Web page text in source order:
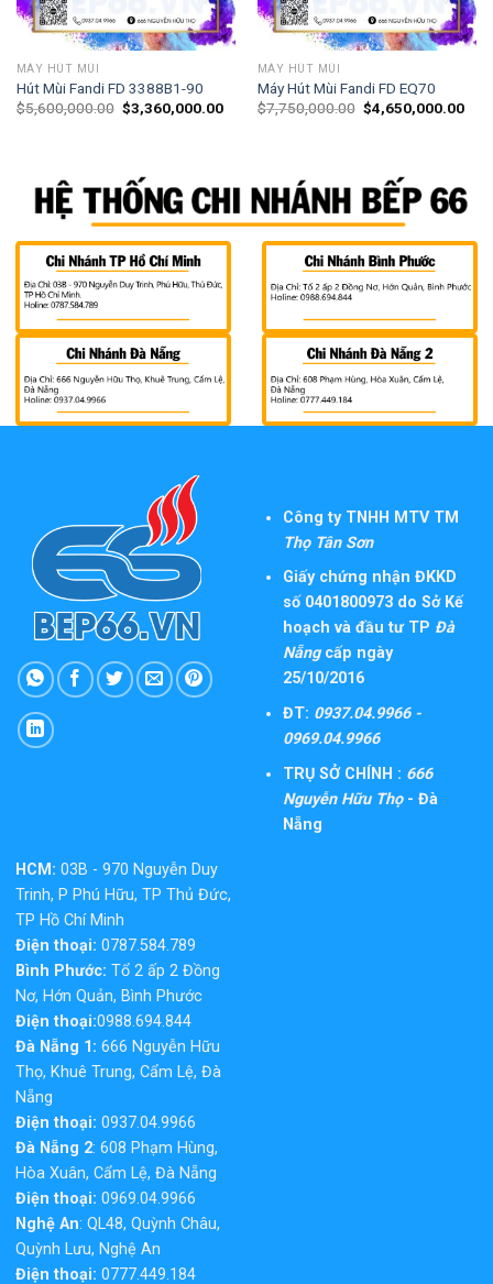
MÁY HÚT MÙI
Hút Mùi Fandi FD 3388B1-90
$5,600,000.00 $3,360,000.00
MÁY HÚT MÙI
Máy Hút Mùi Fandi FD EQ70
$7,750,000.00 $4,650,000.00
Công ty TNHH MTV TM
Thọ Tân Sơn
Giấy chứng nhận ĐKKD
số 0401800973 do Sở Kế
hoạch và đầu tư TP Đà
Nẵngcấp ngày
25/10/2016
ĐT: 0937.04.9966 -
0969.04.9966
TRỤ SỞ CHÍNH : 666
Nguyễn Hữu Thọ- Đà
Nẵng
HCM: 03B - 970 Nguyễn Duy
Trinh, P Phú Hữu, TP Thủ Đức,
TP Hồ Chí Minh
Điện thoại: 0787.584.789
Bình Phước: Tổ 2 ấp 2 Đồng
Nơ, Hớn Quản, Bình Phước
Điện thoại:0988.694.844
Đà Nẵng 1: 666 Nguyễn Hữu
Thọ, Khuê Trung, Cẩm Lệ, Đà
Nẵng
Điện thoại: 0937.04.9966
Đà Nẵng 2: 608 Phạm Hùng,
Hòa Xuân, Cẩm Lệ, Đà Nẵng
Điện thoại: 0969.04.9966
Nghệ An: QL48, Quỳnh Châu,
Quỳnh Lưu, Nghệ An
Điện thoại: 0777.449.184